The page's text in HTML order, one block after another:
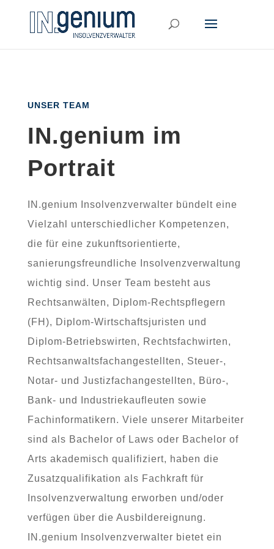
UNSER TEAM
IN.genium im
Portrait
IN.genium Insolvenzverwalter bündelt eine
Vielzahl unterschiedlicher Kompetenzen,
die für eine zukunftsorientierte,
sanierungsfreundliche Insolvenzverwaltung
wichtig sind. Unser Team besteht aus
Rechtsanwälten, Diplom-Rechtspflegern
(FH), Diplom-Wirtschaftsjuristen und
Diplom-Betriebswirten, Rechtsfachwirten,
Rechtsanwaltsfachangestellten, Steuer-,
Notar- und Justizfachangestellten, Büro-,
Bank- und Industriekaufleuten sowie
Fachinformatikern. Viele unserer Mitarbeiter
sind als Bachelor of Laws oder Bachelor of
Arts akademisch qualifiziert, haben die
Zusatzqualifikation als Fachkraft für
Insolvenzverwaltung erworben und/oder
verfügen über die Ausbildereignung.
IN.genium Insolvenzverwalter bietet ein